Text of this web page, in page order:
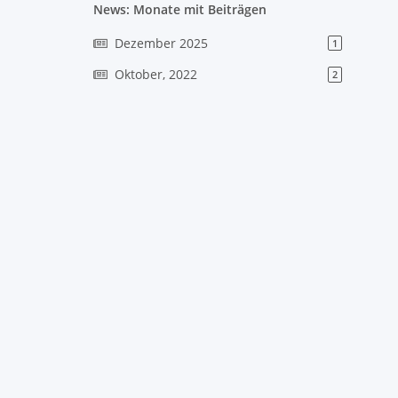
News: Monate mit Beiträgen
Dezember 2025 1
Oktober, 2022 2